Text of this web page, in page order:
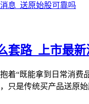
套路_上市最
“既能拿到日常消
是传统买产品送原